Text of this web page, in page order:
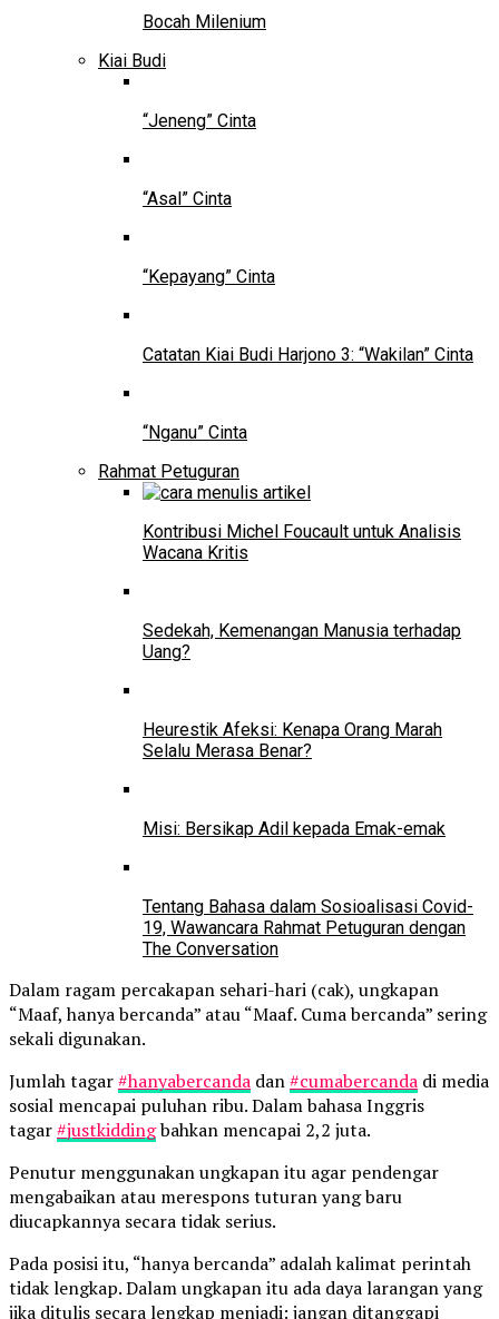
Bocah Milenium
Kiai Budi
“Jeneng” Cinta
“Asal” Cinta
“Kepayang” Cinta
Catatan Kiai Budi Harjono 3: “Wakilan” Cinta
“Nganu” Cinta
Rahmat Petuguran
Kontribusi Michel Foucault untuk Analisis
Wacana Kritis
Sedekah, Kemenangan Manusia terhadap
Uang?
Heurestik Afeksi: Kenapa Orang Marah
Selalu Merasa Benar?
Misi: Bersikap Adil kepada Emak-emak
Tentang Bahasa dalam Sosioalisasi Covid-
19, Wawancara Rahmat Petuguran dengan
The Conversation
Dalam ragam percakapan sehari-hari (cak), ungkapan
“Maaf, hanya bercanda” atau “Maaf. Cuma bercanda” sering
sekali digunakan.
Jumlah tagar#hanyabercanda dan#cumabercanda di media
sosial mencapai puluhan ribu. Dalam bahasa Inggris
tagar#justkiddingbahkan mencapai 2,2 juta.
Penutur menggunakan ungkapan itu agar pendengar
mengabaikan atau merespons tuturan yang baru
diucapkannya secara tidak serius.
Pada posisi itu, “hanya bercanda” adalah kalimat perintah
tidak lengkap. Dalam ungkapan itu ada daya larangan yang
jika ditulis secara lengkap menjadi: jangan ditanggapi